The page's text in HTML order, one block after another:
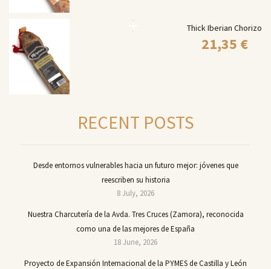
Thick Iberian Chorizo
21,35 €
RECENT POSTS
Desde entornos vulnerables hacia un futuro mejor: jóvenes que
reescriben su historia
8 July, 2026
Nuestra Charcutería de la Avda. Tres Cruces (Zamora), reconocida
como una de las mejores de España
18 June, 2026
Proyecto de Expansión Internacional de la PYMES de Castilla y León